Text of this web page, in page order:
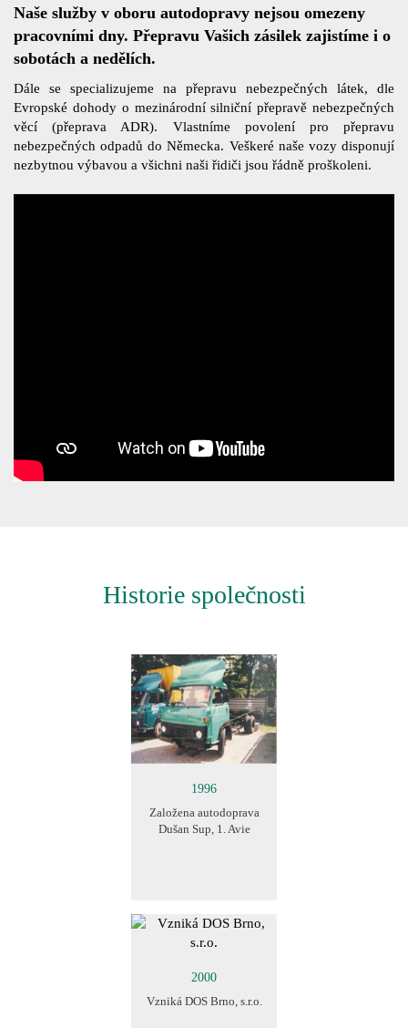
Naše služby v oboru autodopravy nejsou omezeny
pracovními dny. Přepravu Vašich zásilek zajistíme i o
sobotách a nedělích.
Dále se specializujeme na přepravu nebezpečných látek, dle
Evropské dohody o mezinárodní silniční přepravě nebezpečných
věcí (přeprava ADR). Vlastníme povolení pro přepravu
nebezpečných odpadů do Německa. Veškeré naše vozy disponují
nezbytnou výbavou a všichni naši řidiči jsou řádně proškoleni.
Historie společnosti
1996
Založena autodoprava
Dušan Sup, 1. Avie
2000
Vzniká DOS Brno, s.r.o.